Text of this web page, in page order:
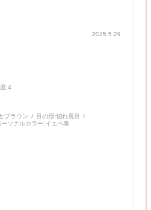
2025.5.29
:4
:ブラウン 目の形:切れ長目
ーソナルカラー:イエベ春